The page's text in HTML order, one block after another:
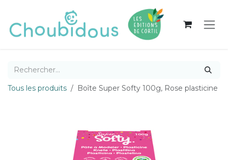
Tous les produits Boîte Super Softy 100g, Rose plasticine